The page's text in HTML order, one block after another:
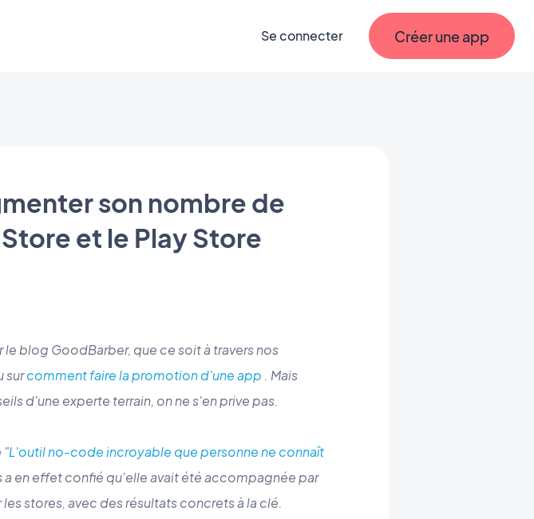
Se connecter Créer une app
son nombre de
et le Play Store
blog GoodBarber, que ce soit à travers nos
surcomment faire la promotion d'une app . Mais
d'une experte terrain, on ne s'en prive pas.
"L'outil no-code incroyable que personne ne connaît
a en effet confié qu'elle avait été accompagnée par
stores, avec des résultats concrets à la clé.